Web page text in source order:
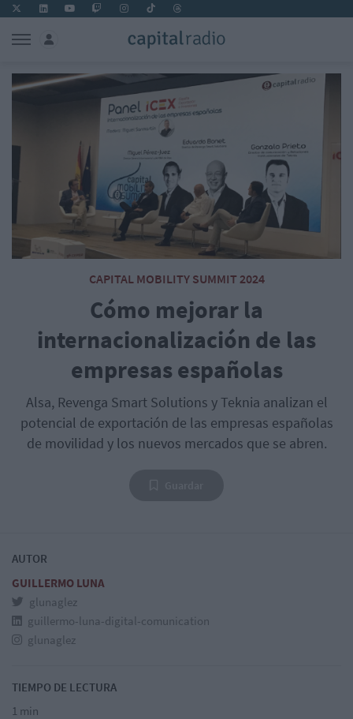
CAPITAL MOBILITY SUMMIT 2024
Cómo mejorar la
internacionalización de las
empresas españolas
Alsa, Revenga Smart Solutions y Teknia analizan el
potencial de exportación de las empresas españolas
de movilidad y los nuevos mercados que se abren.
AUTOR
GUILLERMO LUNA
glunaglez
guillermo-luna-digital-comunication
glunaglez
TIEMPO DE LECTURA
1 min